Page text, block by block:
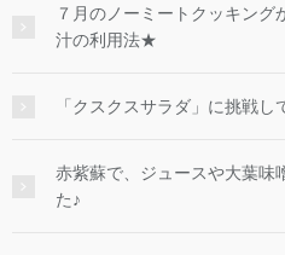
７月のノーミートクッキング
汁の利用法★
「クスクスサラダ」に挑戦
赤紫蘇で、ジュースや大葉味
た♪